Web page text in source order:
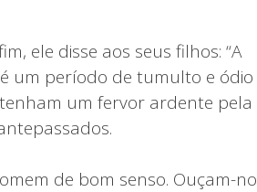
ele disse aos seus filhos: “A
um período de tumulto e ódio
um fervor ardente pela
de bom senso. Ouçam-no